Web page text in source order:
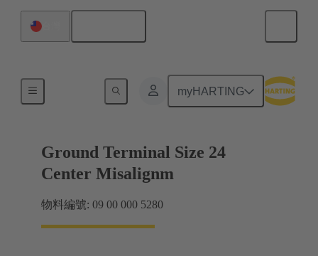
myHARTING
屏蔽框架抓握框架
Ground Terminal Size 24
Center Misalignm
物料編號: 09 00 000 5280